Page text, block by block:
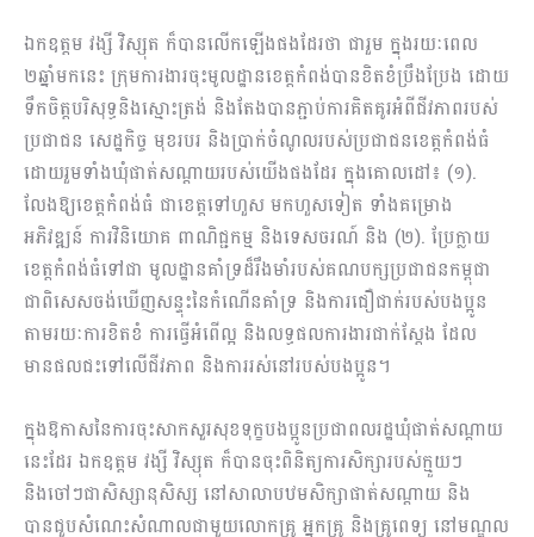
ឯកឧត្តម វង្សី វិស្សុត ក៏បានលើកឡើងផងដែរថា ជារួម ក្នុងរយៈពេល
២ឆ្នាំមកនេះ ក្រុមការងារចុះមូលដ្ឋានខេត្តកំពង់បានខិតខំប្រឹងប្រែង ដោយ
ទឹកចិត្តបរិសុទ្ធនិងស្មោះត្រង់ និងតែងបានភ្ជាប់ការគិតគូរអំពីជីវភាពរបស់
ប្រជាជន សេដ្ឋកិច្ច មុខរបរ និងប្រាក់ចំណូលរបស់ប្រជាជនខេត្តកំពង់ធំ
ដោយរួមទាំងឃុំផាត់សណ្តាយរបស់យើងផងដែរ ក្នុងគោលដៅ៖ (១).
លែងឱ្យខេត្តកំពង់ធំ ជាខេត្តទៅហួស មកហួសទៀត ទាំងគម្រោង
អភិវឌ្ឍន៍ ការវិ​និយោគ ពាណិជ្ជកម្ម និងទេសចរណ៍ និង (២). ប្រែក្លាយ
ខេត្តកំពង់ធំទៅជា មូលដ្ឋានគាំទ្រដ៏រឹងមាំរបស់គណបក្សប្រជាជនកម្ពុជា
ជាពិសេសចង់ឃើញសន្ទុះនៃកំណើនគាំទ្រ និងការជឿជាក់របស់បងប្អូន
តាមរយៈការខិតខំ ការធ្វើអំពើល្អ និងលទ្ធផលការងារជាក់ស្តែង ដែល
មានផលជះទៅលើជីវភាព និងការរស់នៅរបស់បងប្អូន។
ក្នុងឱកាសនៃការចុះសាកសួរសុខទុក្ខបងប្អូនប្រជាពលរដ្ឋឃុំផាត់សណ្តាយ
នេះដែរ ឯកឧត្តម វង្សី វិស្សុត ក៏បានចុះពិនិត្យការសិក្សារបស់ក្មួយៗ
និងចៅៗជាសិស្សានុសិស្ស នៅសាលាបឋមសិក្សាផាត់សណ្ដាយ និង
បានជួបសំណេះសំណាលជាមួយលោកគ្រូ អ្នកគ្រូ និងគ្រូពេទ្យ​ នៅមណ្ឌល